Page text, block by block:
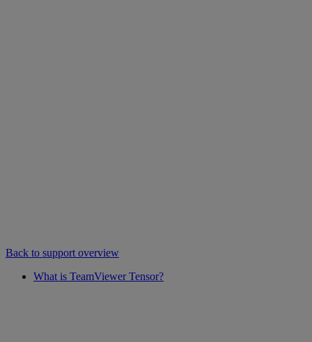
Back to support overview
What is TeamViewer Tensor?